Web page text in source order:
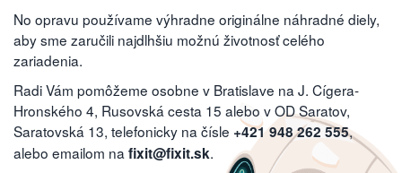
No opravu používame výhradne originálne náhradné diely,
aby sme zaručili najdlhšiu možnú životnosť celého
zariadenia.
Radi Vám pomôžeme osobne v Bratislave na J. Cígera-
Hronského 4, Rusovská cesta 15 alebo v OD Saratov,
Saratovská 13, telefonicky na čísle +421 948 262 555,
alebo emailom na fixit@fixit.sk.